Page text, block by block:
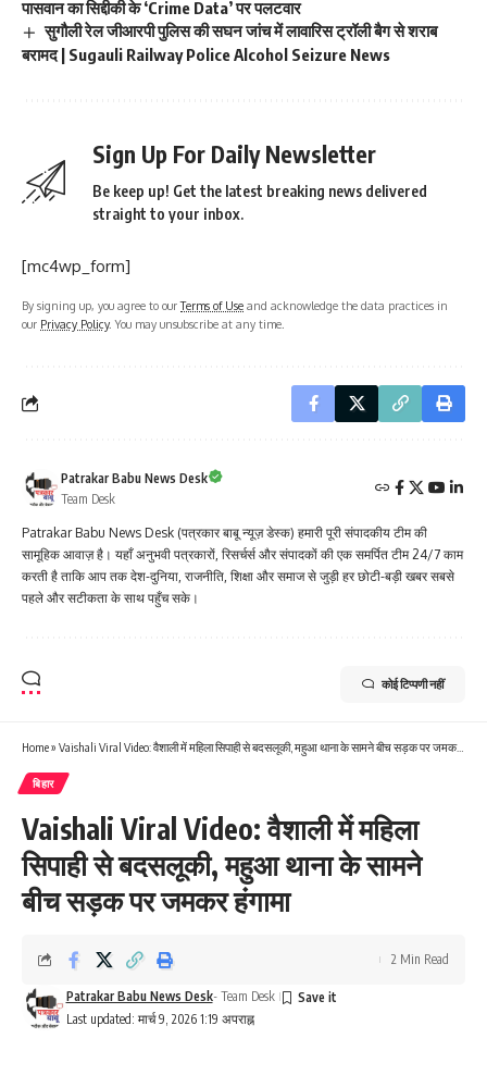
पासवान का सिद्दीकी के ‘Crime Data’ पर पलटवार
सुगौली रेल जीआरपी पुलिस की सघन जांच में लावारिस ट्रॉली बैग से शराब
बरामद | Sugauli Railway Police Alcohol Seizure News
Sign Up For Daily Newsletter
Be keep up! Get the latest breaking news delivered
straight to your inbox.
[mc4wp_form]
By signing up, you agree to ourTerms of Use and acknowledge the data practices in
our Privacy Policy. You may unsubscribe at any time.
Patrakar Babu News Desk
Team Desk
Patrakar Babu News Desk (पत्रकार बाबू न्यूज़ डेस्क) हमारी पूरी संपादकीय टीम की
सामूहिक आवाज़ है। यहाँ अनुभवी पत्रकारों, रिसर्चर्स और संपादकों की एक समर्पित टीम 24/7 काम
करती है ताकि आप तक देश-दुनिया, राजनीति, शिक्षा और समाज से जुड़ी हर छोटी-बड़ी खबर सबसे
पहले और सटीकता के साथ पहुँच सके।
कोई टिप्पणी नहीं
Home» Vaishali Viral Video: वैशाली में महिला सिपाही से बदसलूकी, महुआ थाना के सामने बीच सड़क पर जमकर हंगामा
बिहार
Vaishali Viral Video: वैशाली में महिला
सिपाही से बदसलूकी, महुआ थाना के सामने
बीच सड़क पर जमकर हंगामा
Last updated: मार्च 9, 2026 1:19 अपराह्न
Patrakar Babu News Desk- Team Desk
2 Min Read